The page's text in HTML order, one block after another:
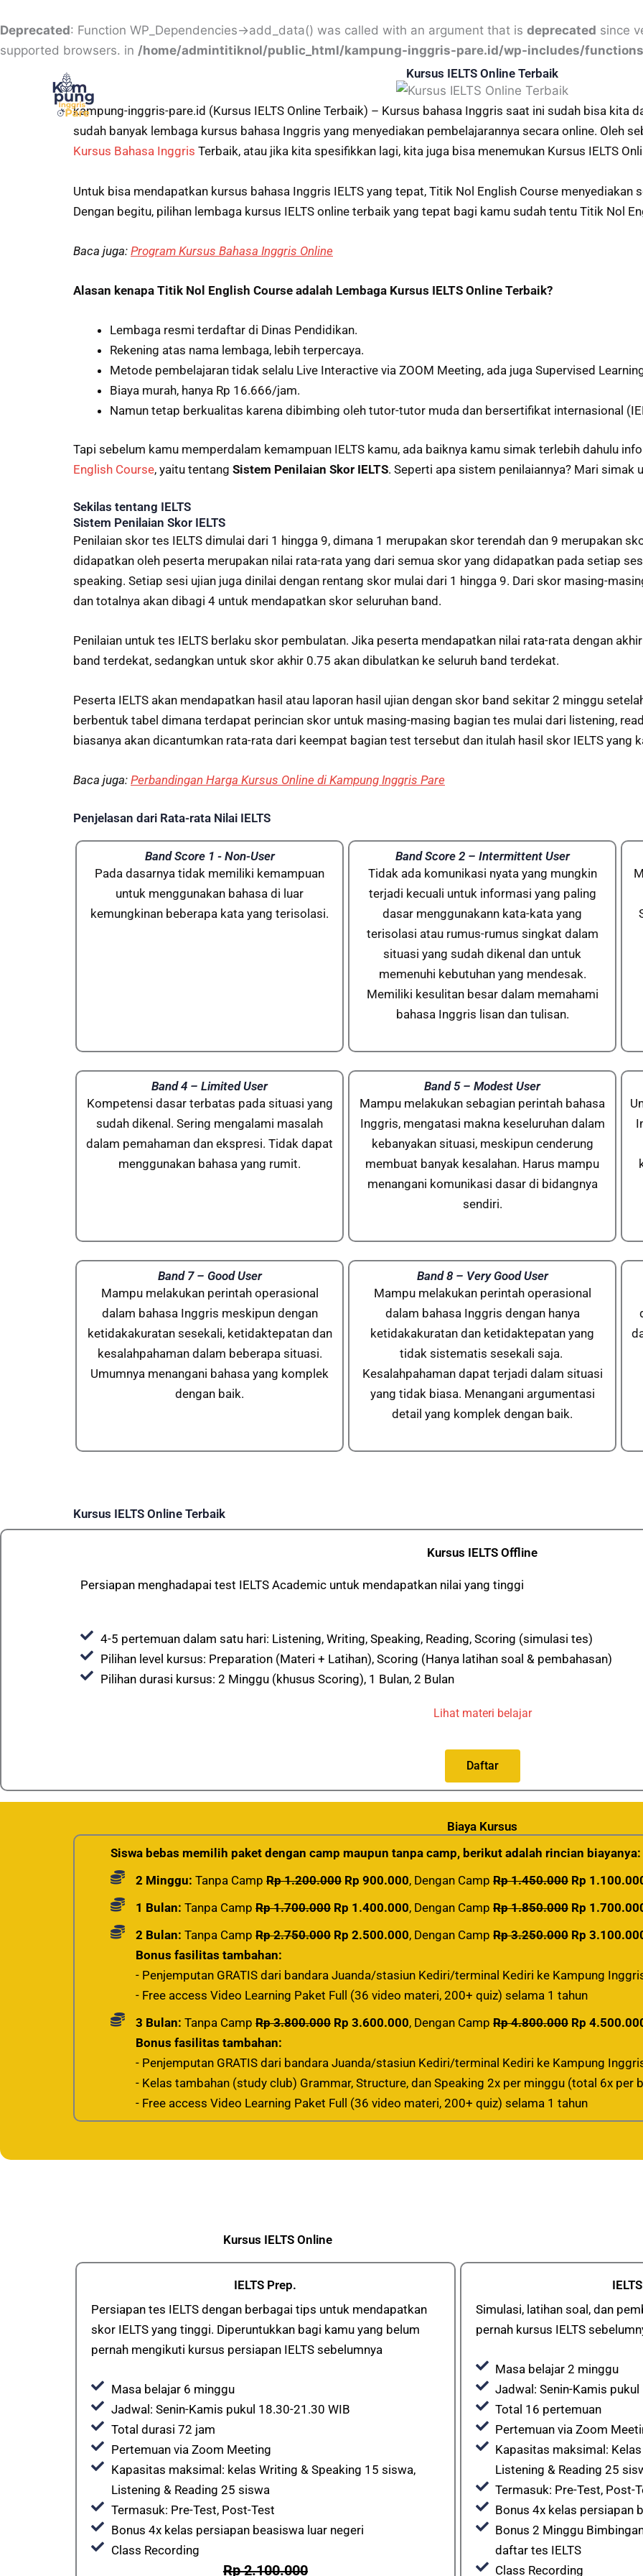
Deprecated: Function WP_Dependencies->add_data() was called with an argument that is deprecated since
supported browsers. in /home/admintitiknol/public_html/kampung-inggris-pare.id/wp-includes/
to
content
Kursus IELTS Online Terbaik
kampung-inggris-pare.id (Kursus IELTS Online Terbaik) – Kursus bahasa Inggris saat ini sudah bisa kita
sudah banyak lembaga kursus bahasa Inggris yang menyediakan pembelajarannya secara online. Oleh
Kursus Bahasa Inggris Terbaik, atau jika kita spesifikkan lagi, kita juga bisa menemukan Kursus IELTS
Untuk bisa mendapatkan kursus bahasa Inggris IELTS yang tepat, Titik Nol English Course menyediakan
Dengan begitu, pilihan lembaga kursus IELTS online terbaik yang tepat bagi kamu sudah tentu Titik Nol
Baca juga: Program Kursus Bahasa Inggris Online
Alasan kenapa Titik Nol English Course adalah Lembaga Kursus IELTS Online Terbaik?
Lembaga resmi terdaftar di Dinas Pendidikan.
Rekening atas nama lembaga, lebih terpercaya.
Metode pembelajaran tidak selalu Live Interactive via ZOOM Meeting, ada juga Supervised
Biaya murah, hanya Rp 16.666/jam.
Namun tetap berkualitas karena dibimbing oleh tutor-tutor muda dan bersertifikat internasional
Tapi sebelum kamu memperdalam kemampuan IELTS kamu, ada baiknya kamu simak terlebih dahulu
English Course, yaitu tentang Sistem Penilaian Skor IELTS. Seperti apa sistem penilaiannya? Mari simak
Sekilas tentang IELTS
Sistem Penilaian Skor IELTS
Penilaian skor tes IELTS dimulai dari 1 hingga 9, dimana 1 merupakan skor terendah dan 9 merupakan
didapatkan oleh peserta merupakan nilai rata-rata yang dari semua skor yang didapatkan pada setiap
speaking. Setiap sesi ujian juga dinilai dengan rentang skor mulai dari 1 hingga 9. Dari skor masing-
dan totalnya akan dibagi 4 untuk mendapatkan skor seluruhan band.
Penilaian untuk tes IELTS berlaku skor pembulatan. Jika peserta mendapatkan nilai rata-rata dengan
band terdekat, sedangkan untuk skor akhir 0.75 akan dibulatkan ke seluruh band terdekat.
Peserta IELTS akan mendapatkan hasil atau laporan hasil ujian dengan skor band sekitar 2 minggu
berbentuk tabel dimana terdapat perincian skor untuk masing-masing bagian tes mulai dari listening,
biasanya akan dicantumkan rata-rata dari keempat bagian test tersebut dan itulah hasil skor IELTS yang
Baca juga: Perbandingan Harga Kursus Online di Kampung Inggris Pare
Penjelasan dari Rata-rata Nilai IELTS
Band Score 1 - Non-User
Pada dasarnya tidak memiliki kemampuan
untuk menggunakan bahasa di luar
kemungkinan beberapa kata yang terisolasi.
Band Score 2 – Intermittent User
Tidak ada komunikasi nyata yang mungkin
terjadi kecuali untuk informasi yang paling
dasar menggunakann kata-kata yang
terisolasi atau rumus-rumus singkat dalam
situasi yang sudah dikenal dan untuk
memenuhi kebutuhan yang mendesak.
Memiliki kesulitan besar dalam memahami
bahasa Inggris lisan dan tulisan.
Band 4 – Limited User
Kompetensi dasar terbatas pada situasi yang
sudah dikenal. Sering mengalami masalah
dalam pemahaman dan ekspresi. Tidak dapat
menggunakan bahasa yang rumit.
Band 5 – Modest User
Mampu melakukan sebagian perintah bahasa
Inggris, mengatasi makna keseluruhan dalam
kebanyakan situasi, meskipun cenderung
membuat banyak kesalahan. Harus mampu
menangani komunikasi dasar di bidangnya
sendiri.
Band 7 – Good User
Mampu melakukan perintah operasional
dalam bahasa Inggris meskipun dengan
ketidakakuratan sesekali, ketidaktepatan dan
kesalahpahaman dalam beberapa situasi.
Umumnya menangani bahasa yang komplek
dengan baik.
Band 8 – Very Good User
Mampu melakukan perintah operasional
dalam bahasa Inggris dengan hanya
ketidakakuratan dan ketidaktepatan yang
tidak sistematis sesekali saja.
Kesalahpahaman dapat terjadi dalam situasi
yang tidak biasa. Menangani argumentasi
detail yang komplek dengan baik.
Kursus IELTS Online Terbaik
Kursus IELTS Offline
Persiapan menghadapai test IELTS Academic untuk mendapatkan nilai yang tinggi
4-5 pertemuan dalam satu hari: Listening, Writing, Speaking, Reading, Scoring (simulasi tes)
Pilihan level kursus: Preparation (Materi + Latihan), Scoring (Hanya latihan soal & pembahasan)
Pilihan durasi kursus: 2 Minggu (khusus Scoring), 1 Bulan, 2 Bulan
Lihat materi belajar
Daftar
Biaya Kursus
Siswa bebas memilih paket dengan camp maupun tanpa camp, berikut adalah rincian biayanya:
2 Minggu: Tanpa Camp Rp 1.200.000 Rp 900.000, Dengan Camp Rp 1.450.000 Rp
1 Bulan: Tanpa Camp Rp 1.700.000 Rp 1.400.000, Dengan Camp Rp 1.850.000 Rp
2 Bulan: Tanpa Camp Rp 2.750.000 Rp 2.500.000, Dengan Camp Rp 3.250.000 Rp
Bonus fasilitas tambahan:
- Penjemputan GRATIS dari bandara Juanda/stasiun Kediri/terminal Kediri ke Kampung
- Free access Video Learning Paket Full (36 video materi, 200+ quiz) selama 1 tahun
3 Bulan: Tanpa Camp Rp 3.800.000 Rp 3.600.000, Dengan Camp Rp 4.800.000 Rp
Bonus fasilitas tambahan:
- Penjemputan GRATIS dari bandara Juanda/stasiun Kediri/terminal Kediri ke Kampung
- Kelas tambahan (study club) Grammar, Structure, dan Speaking 2x per minggu (total 6x per
- Free access Video Learning Paket Full (36 video materi, 200+ quiz) selama 1 tahun
Kursus IELTS Online
IELTS Prep.
Persiapan tes IELTS dengan berbagai tips untuk mendapatkan
skor IELTS yang tinggi. Diperuntukkan bagi kamu yang belum
pernah mengikuti kursus persiapan IELTS sebelumnya
Masa belajar 6 minggu
Jadwal: Senin-Kamis pukul 18.30-21.30 WIB
Total durasi 72 jam
Pertemuan via Zoom Meeting
Kapasitas maksimal: kelas Writing & Speaking 15 siswa,
Listening & Reading 25 siswa
Termasuk: Pre-Test, Post-Test
Bonus 4x kelas persiapan beasiswa luar negeri
Class Recording
Rp 2.100.000
Simulasi, latihan soal, dan
pernah kursus IELTS
Masa belajar 2 minggu
Jadwal: Senin-Kamis
Total 16 pertemuan
Pertemuan via Zoom
Kapasitas maksimal:
Listening & Reading 25
Termasuk: Pre-Test, Post-
Bonus 4x kelas persiapan
Bonus 2 Minggu
daftar tes IELTS
Class Recording